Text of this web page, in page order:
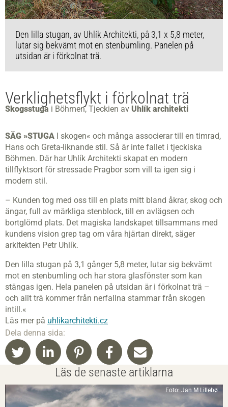
Den lilla stugan, av Uhlík Architekti, på 3,1 x 5,8 meter,
lutar sig bekvämt mot en stenbumling. Panelen på
utsidan är i förkolnat trä.
Verklighetsflykt i förkolnat trä
Skogsstuga i Böhmen, Tjeckien av Uhlík architekti
SÄG »STUGA I skogen« och många associerar till en timrad,
Hans och Greta-liknande stil. Så är inte fallet i tjeckiska
Böhmen. Där har Uhlík Architekti skapat en modern
tillflyktsort för stressade Pragbor som vill ta igen sig i
modern stil.
– Kunden tog med oss till en plats mitt bland åkrar, skog och
ängar, full av märkliga stenblock, till en avlägsen och
bortglömd plats. Det magiska landskapet tillsammans med
kundens vision grep tag om våra hjärtan direkt, säger
arkitekten Petr Uhlík.
Den lilla stugan på 3,1 gånger 5,8 meter, lutar sig bekvämt
mot en stenbumling och har stora glasfönster som kan
stängas igen. Hela panelen på utsidan är i förkolnat trä –
och allt trä kommer från nerfallna stammar från skogen
intill.«
Läs mer på uhlikarchitekti.cz
Dela denna sida:
Läs de senaste artiklarna
Foto: Jan M Lillebø